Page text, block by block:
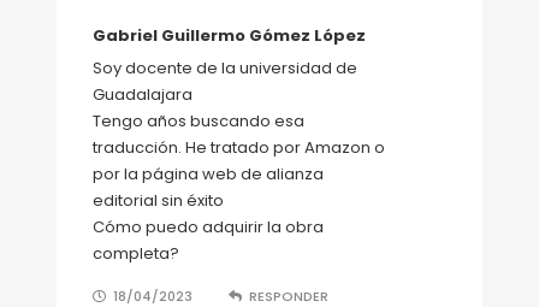
Gabriel Guillermo Gómez López
Soy docente de la universidad de
Guadalajara
Tengo años buscando esa
traducción. He tratado por Amazon o
por la página web de alianza
editorial sin éxito
Cómo puedo adquirir la obra
completa?
18/04/2023 RESPONDER